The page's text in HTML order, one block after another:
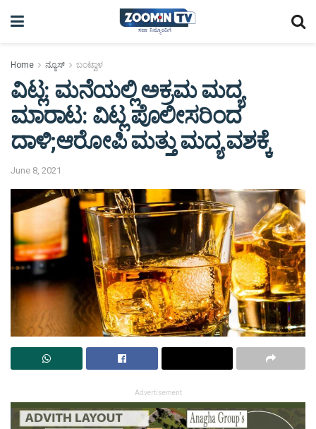
Home ನ್ಯೂಸ್ ಬಂಟ್ವಾಳ
ವಿಟ್ಲ: ಮನೆಯಲ್ಲಿ ಅಕ್ರಮ ಮದ್ಯ
ಮಾರಾಟ: ವಿಟ್ಲ ಪೊಲೀಸರಿಂದ
ದಾಳಿ;ಆರೋಪಿ ಮತ್ತು ಮದ್ಯ ವಶಕ್ಕೆ
June 8, 2021
Advertisement